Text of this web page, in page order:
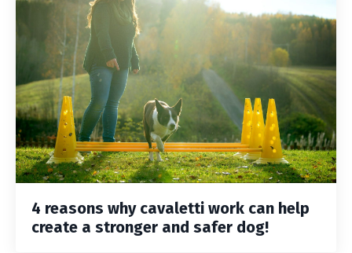
4 reasons why cavaletti work can help
create a stronger and safer dog!